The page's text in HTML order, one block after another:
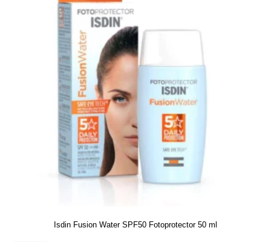
Isdin Fusion Water SPF50 Fotoprotector 50 ml